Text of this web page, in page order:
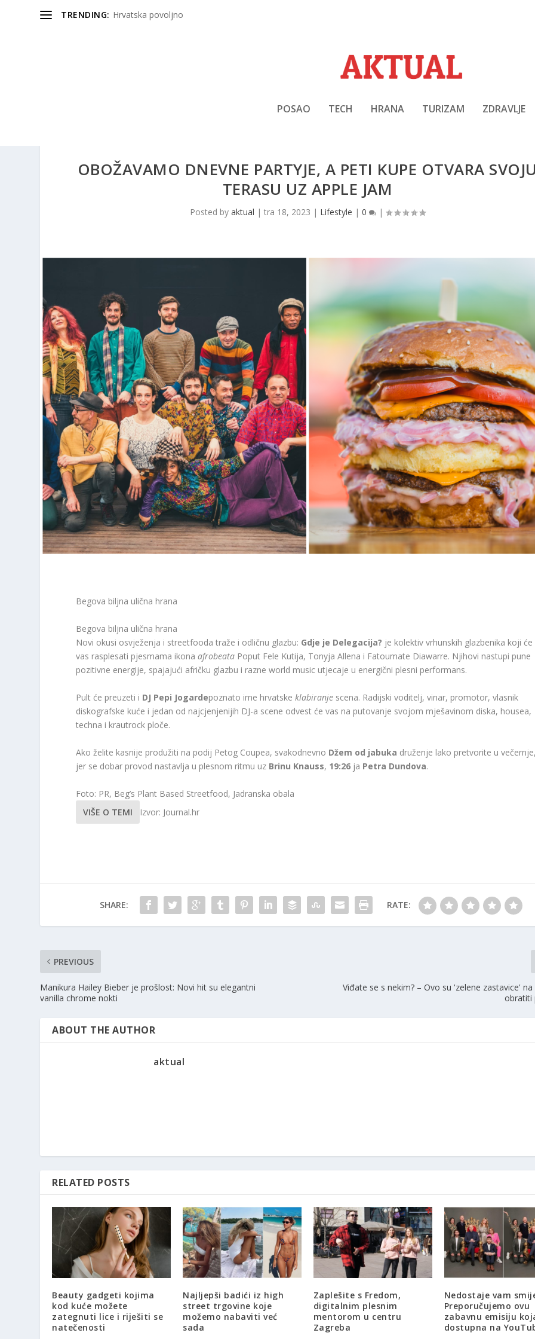
TRENDING: Hrvatska povoljno
POSAO TECH HRANA TURIZAM ZDRAVLJE
OBOŽAVAMO DNEVNE PARTYJE, A PETI KUPE OTVARA
TERASU UZ APPLE JAM
Posted by aktual | tra 18, 2023 | Lifestyle | 0 |
Begova biljna ulična hrana
Begova biljna ulična hrana
Novi okusi osvježenja i streetfooda traže i odličnu glazbu: Gdje je Delegacija? je kolektiv vrhunskih glazbenika koji će
vas rasplesati pjesmama ikonaafrobeata Poput Fele Kutija, Tonyja Allena i Fatoumate Diawarre. Njihovi nastupi pune
pozitivne energije, spajajući afričku glazbu i razne world music utjecaje u energični plesni performans.
Pult će preuzeti i DJ Pepi Jogardepoznato ime hrvatskeklabiranje scena. Radijski voditelj, vinar, promotor, vlasnik
diskografske kuće i jedan od najcjenjenijih DJ-a scene odvest će vas na putovanje svojom mješavinom diska, housea,
techna i krautrock ploče.
Ako želite kasnije produžiti na podij Petog Coupea, svakodnevno Džem od jabuka druženje lako pretvorite u
jer se dobar provod nastavlja u plesnom ritmu uz Brinu Knauss, 19:26 ja Petra Dundova.
Foto: PR, Beg’s Plant Based Streetfood, Jadranska obala
VIŠE O TEMI
Izvor: Journal.hr
SHARE: RATE:
PREVIOUS
Manikura Hailey Bieber je prošlost: Novi hit su elegantni
vanilla chrome nokti
Viđate se s nekim? – Ovo su 'zelene zastavice'
obratiti
ABOUT THE AUTHOR
aktual
RELATED POSTS
Beauty gadgeti kojima
kod kuće možete
zategnuti lice i riješiti se
natečenosti
Najljepši badići iz high
street trgovine koje
možemo nabaviti već
sada
Zaplešite s Fredom,
digitalnim plesnim
mentorom u centru
Zagreba
Nedostaje vam
Preporučujemo ovu
zabavnu emisiju
dostupna na